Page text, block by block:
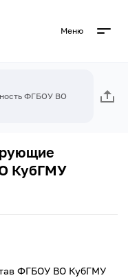
Меню
ФГБОУ ВО
КубГМУ
ФГБОУ ВО КубГМУ